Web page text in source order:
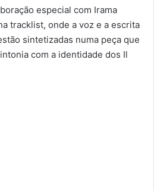
especial com Irama
tracklist, onde a voz e a escrita
sintetizadas numa peça que
com a identidade dos Il